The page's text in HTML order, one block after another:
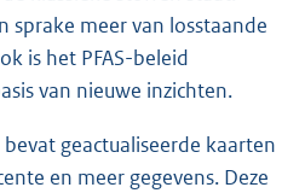
sprake meer van losstaande
is het PFAS-beleid
van nieuwe inzichten.
geactualiseerde kaarten
en meer gegevens. Deze